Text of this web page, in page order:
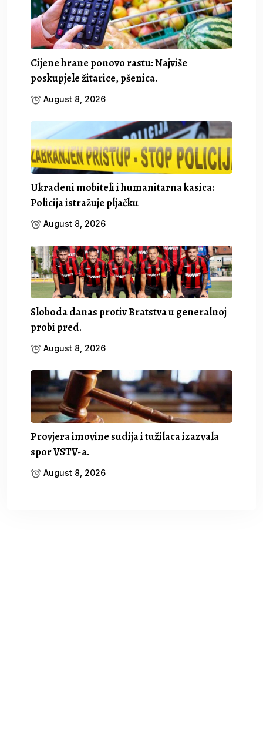
Cijene hrane ponovo rastu: Najviše
poskupjele žitarice, pšenica.
August 8, 2026
Ukradeni mobiteli i humanitarna kasica:
Policija istražuje pljačku
August 8, 2026
Sloboda danas protiv Bratstva u generalnoj
probi pred.
August 8, 2026
Provjera imovine sudija i tužilaca izazvala
spor VSTV-a.
August 8, 2026